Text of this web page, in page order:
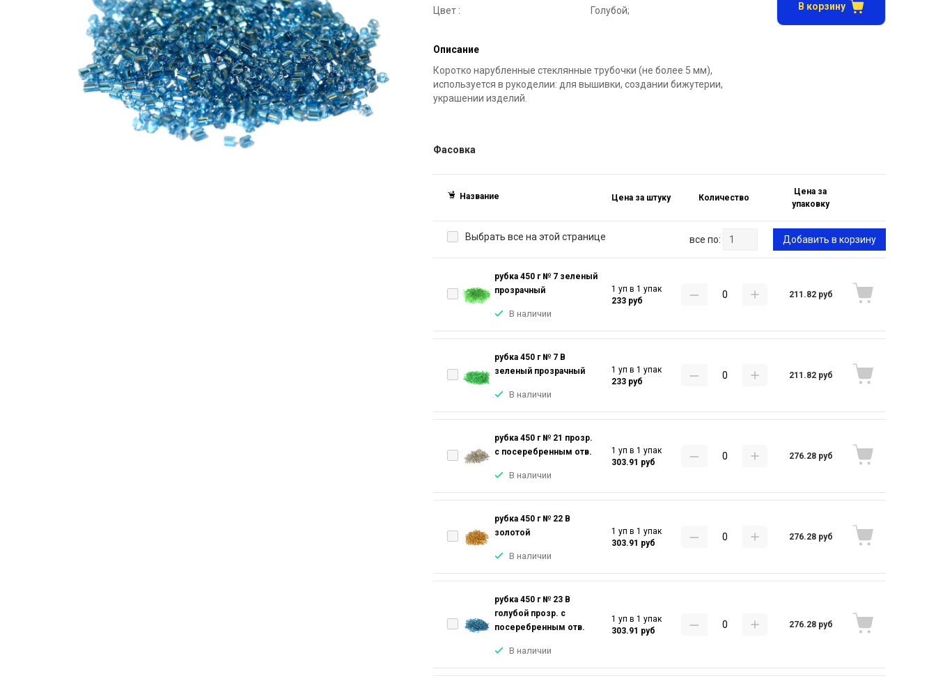
Цвет :
Голубой;
Описание
Коротко нарубленные стеклянные трубочки (не более 5 мм),
используется в рукоделии: для вышивки, создании бижутерии,
украшении изделий.
В корзину
Фасовка
Название Цена за штуку Количество
Цена за
упаковку
Выбрать все на этой странице все по: Добавить в корзину
рубка 450 г № 7 зеленый
прозрачный
В наличии
1 уп в 1 упак
233 руб
211.82 руб
рубка 450 г № 7 В
зеленый прозрачный
В наличии
1 уп в 1 упак
233 руб
211.82 руб
рубка 450 г № 21 прозр.
с посеребренным отв.
В наличии
1 уп в 1 упак
303.91 руб
276.28 руб
рубка 450 г № 22 В
золотой
В наличии
1 уп в 1 упак
303.91 руб
276.28 руб
рубка 450 г № 23 В
голубой прозр. с
посеребренным отв.
В наличии
1 уп в 1 упак
303.91 руб
276.28 руб